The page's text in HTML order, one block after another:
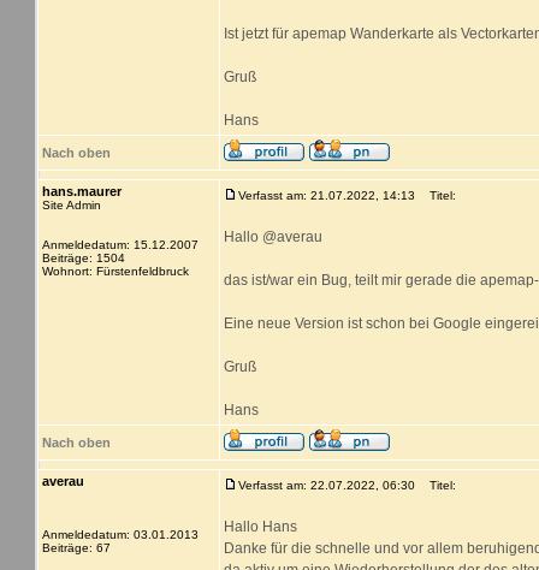
Ist jetzt für apemap Wanderkarte als
Gruß
Hans
Nach oben
hans.maurer
Site Admin
Anmeldedatum: 15.12.2007
Beiträge: 1504
Wohnort: Fürstenfeldbruck
Verfasst am: 21.07.2022, 14:13 Titel:
Hallo @averau
das ist/war ein Bug, teilt mir gerade die
Eine neue Version ist schon bei Google
Gruß
Hans
Nach oben
averau
Anmeldedatum: 03.01.2013
Beiträge: 67
Verfasst am: 22.07.2022, 06:30 Titel:
Hallo Hans
Danke für die schnelle und vor allem